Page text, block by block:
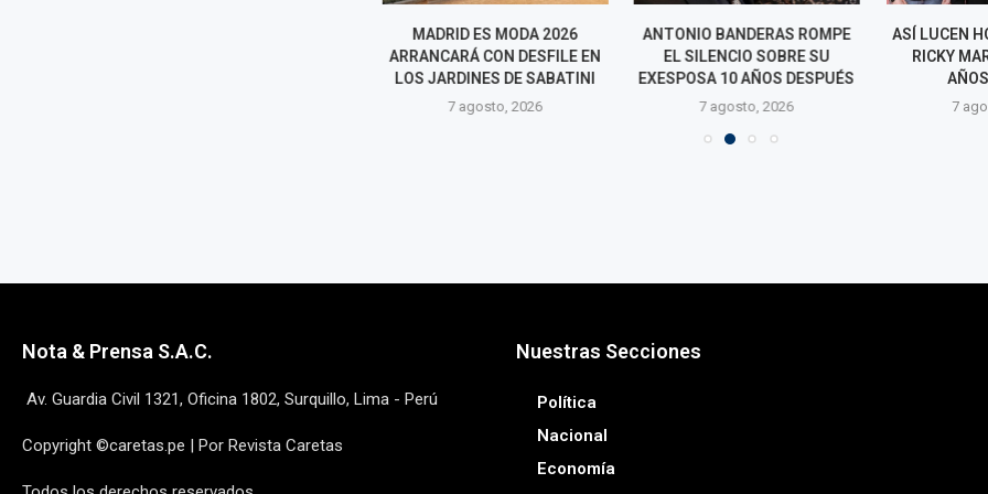
MADRID ES MODA 2026
ARRANCARÁ CON DESFILE EN
LOS JARDINES DE SABATINI
7 agosto, 2026
ANTONIO BANDERAS ROMPE
EL SILENCIO SOBRE SU
EXESPOSA 10 AÑOS DESPUÉS
7 agosto, 2026
ASÍ LUCEN
RICKY
7
Nota & Prensa S.A.C.
Av. Guardia Civil 1321, Oficina 1802, Surquillo, Lima - Perú
Copyright ©caretas.pe | Por Revista Caretas
Nuestras Secciones
Política
Nacional
Economía